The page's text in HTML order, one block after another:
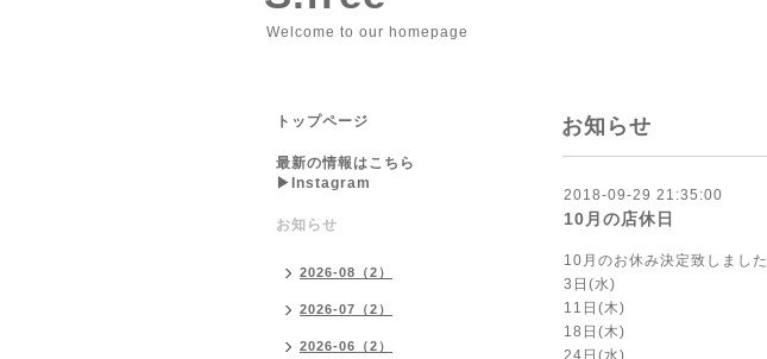
Welcome to our homepage
お知らせ
2018-09-29 21:35:00
10月の店休日
10月のお休み決定致しました
3日(水)
11日(木)
18日(木)
24日(水)
トップページ
最新の情報はこちら
▶︎Instagram
お知らせ
2026-08（2）
2026-07（2）
2026-06（2）